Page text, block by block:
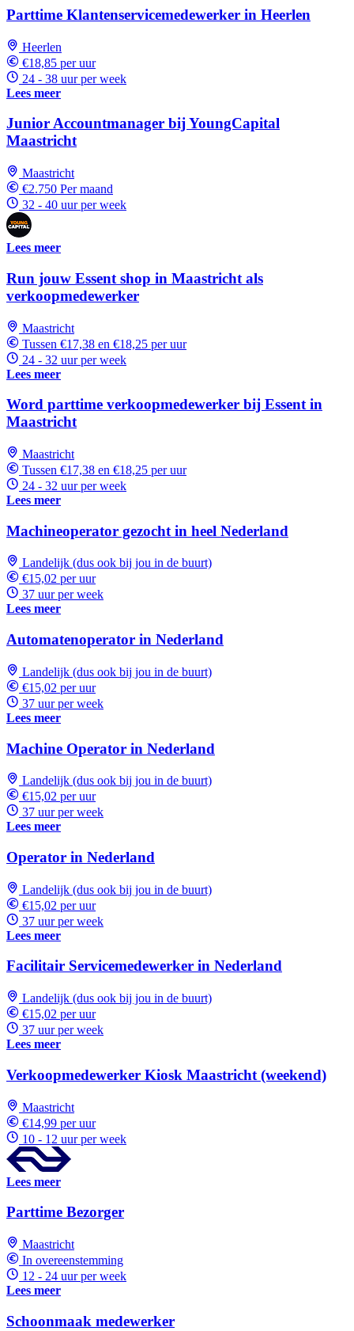
Parttime Klantenservicemedewerker in Heerlen
Heerlen
€18,85 per uur
24 - 38 uur per week
Lees meer
Junior Accountmanager bij YoungCapital
Maastricht
Maastricht
€2.750 Per maand
32 - 40 uur per week
Lees meer
Run jouw Essent shop in Maastricht als
verkoopmedewerker
Maastricht
Tussen €17,38 en €18,25 per uur
24 - 32 uur per week
Lees meer
Word parttime verkoopmedewerker bij Essent in
Maastricht
Maastricht
Tussen €17,38 en €18,25 per uur
24 - 32 uur per week
Lees meer
Machineoperator gezocht in heel Nederland
Landelijk (dus ook bij jou in de buurt)
€15,02 per uur
37 uur per week
Lees meer
Automatenoperator in Nederland
Landelijk (dus ook bij jou in de buurt)
€15,02 per uur
37 uur per week
Lees meer
Machine Operator in Nederland
Landelijk (dus ook bij jou in de buurt)
€15,02 per uur
37 uur per week
Lees meer
Operator in Nederland
Landelijk (dus ook bij jou in de buurt)
€15,02 per uur
37 uur per week
Lees meer
Facilitair Servicemedewerker in Nederland
Landelijk (dus ook bij jou in de buurt)
€15,02 per uur
37 uur per week
Lees meer
Verkoopmedewerker Kiosk Maastricht (weekend)
Maastricht
€14,99 per uur
10 - 12 uur per week
Lees meer
Parttime Bezorger
Maastricht
In overeenstemming
12 - 24 uur per week
Lees meer
Schoonmaak medewerker